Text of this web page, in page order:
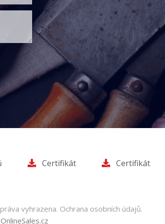
Certifikát Certifikát
vyhrazena. Ochrana osobních údajů.